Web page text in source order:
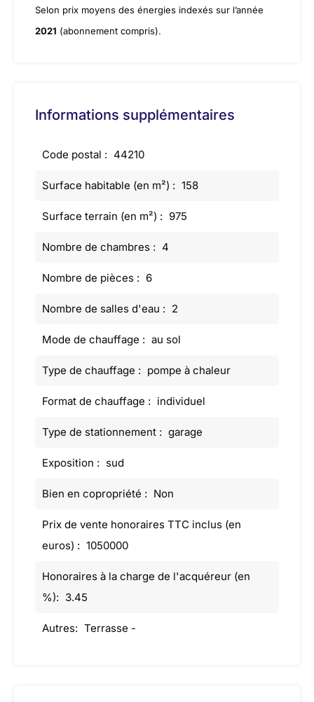
Selon prix moyens des énergies indexés sur l’année
2021 (abonnement compris).
Informations supplémentaires
Code postal : 44210
Surface habitable (en m²) : 158
Surface terrain (en m²) : 975
Nombre de chambres : 4
Nombre de pièces : 6
Nombre de salles d'eau : 2
Mode de chauffage : au sol
Type de chauffage : pompe à chaleur
Format de chauffage : individuel
Type de stationnement : garage
Exposition : sud
Bien en copropriété : Non
Prix de vente honoraires TTC inclus (en
euros) : 1050000
Honoraires à la charge de l'acquéreur (en
%): 3.45
Autres: Terrasse -